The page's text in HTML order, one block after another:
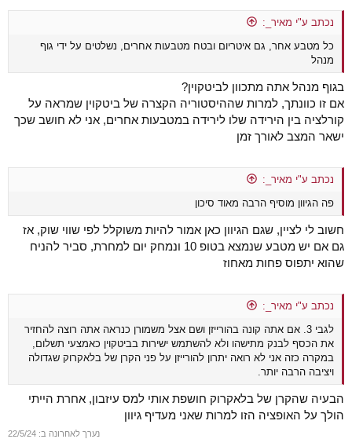
נכתב ע"י מאיר_:
כל מטבע אחר, גם איטריום ובטח מטבעות אחרים, נשלטים על ידי גוף
מנהל
בגוף מנהל אתה מתכוון לביטקוין?
אם זו כוונתך, למרות שההיסטוריה הקצרה של ביטקוין שמראה על
קורלציה בין הירידה שלו לירידה במטבעות אחרים, אני לא חושב שכך
ישאר המצב לאורך זמן
נכתב ע"י מאיר_:
פה הגיוון מוסיף הרבה מאוד סיכון
חשוב לי לציין, שגם הגיוון כאן אמור להיות משוקלל לפי שווי שוק, אז
גם אם יש מטבע שנמצא בטופ 10 ונמחק יום למחרת, סביר להניח
שהוא יתפוס פחות מאחוז
נכתב ע"י מאיר_:
לגבי 3. אם אתה קונה בהורייזן ושם אצל משמורן כנראה אתה רוצה להחזיר
את הכסף לבנק מתישהו ולא להשתמש ישירות בביטקוין כאמצעי תשלום,
במקרה כזה אני לא רואה יתרון להורייזן על פני הקרן של בלאקרוק שגדולה
ויציבה הרבה יותר.
הבעיה שהקרן של בלאקרוק חושפת אותי למס עיזבון, אחרת הייתי
הולך על האופציה הזו למרות שאני מעדיף גיוון
נערך לאחרונה ב: 22/5/24